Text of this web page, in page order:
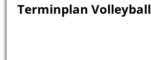
Terminplan Volleyball